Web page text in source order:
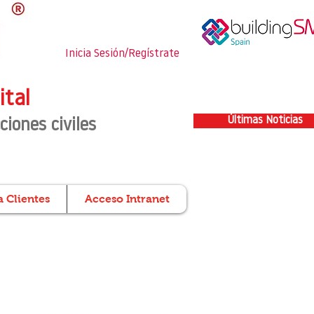
Inicia Sesión/Regístrate
civiles Últimas Noticias
Clientes Acceso Intranet